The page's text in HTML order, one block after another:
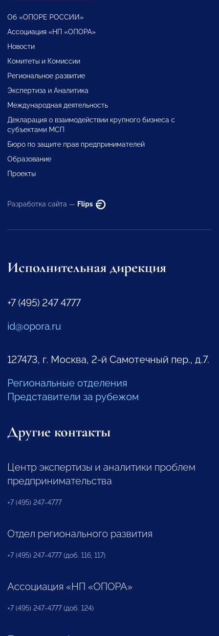
Об «ОПОРЕ РОССИИ»
Ассоциация «НП «ОПОРА»
Новости
Комитеты и Комиссии
Региональное развитие
Экспертиза и Аналитика
Международная деятельность
Декларация о взаимодействии крупного бизнеса с
субъектами МСП
Бюро по защите прав предпринимателей
Образование
Проекты
Разработка сайта — Flips
Исполнительная дирекция
+7 (495) 247 4777
id@opora.ru
127473, г. Москва, 2-й Самотечный пер., д.7.
Региональные отделения
Представители за рубежом
Другие контакты
Центр экспертизы и аналитики проблем
предпринимательства
+7 (495) 247-4777
Отдел регионального развития
+7 (495) 247-4777 (доб. 116, 117)
Ассоциация «НП «ОПОРА»
+7 (495) 247-4777 (доб. 124)